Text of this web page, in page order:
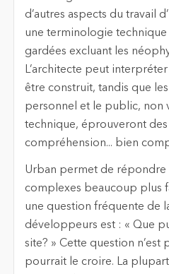
d’autres aspects du travail
une terminologie technique
gardées excluant les
L’architecte peut
être construit, tandis que
personnel et le public, non
technique, éprouveront
compréhension... bien
Urban permet de répondre
complexes beaucoup plus
une question fréquente de
développeurs est : « Que
site? » Cette question n’est
pourrait le croire. La